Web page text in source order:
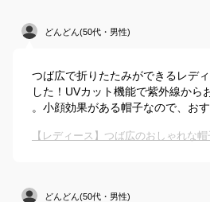
どんどん(50代・男性)
つば広で折りたたみができるレデ
した！UVカット機能で紫外線から
。小顔効果がある帽子なので、おす
どんどん(50代・男性)